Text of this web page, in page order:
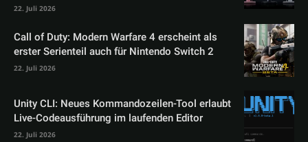
22. Juli 2026
Call of Duty: Modern Warfare 4 erscheint als
erster Serienteil auch für Nintendo Switch 2
22. Juli 2026
Unity CLI: Neues Kommandozeilen-Tool erlaubt
Live-Codeausführung im laufenden Editor
22. Juli 2026